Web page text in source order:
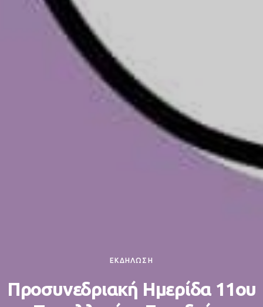
ΕΚΔΗΛΩΣΗ
Προσυνεδριακή Ημερίδα 11ου